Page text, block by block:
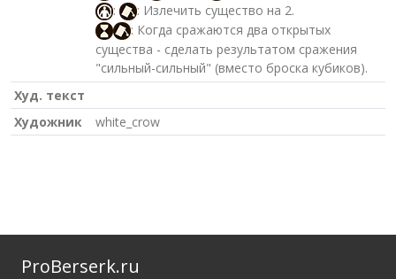
:
: Излечить существо на 2.
: Когда сражаются два открытых
существа - сделать результатом сражения
"сильный-сильный" (вместо броска кубиков).
Худ. текст
Художник
white_crow
ProBerserk.ru